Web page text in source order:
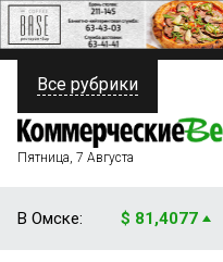
ПОЛИТИКА
ФИНАНСЫ
Все рубрики
Пятница, 7 Августа
В Омске: $ 81,4077